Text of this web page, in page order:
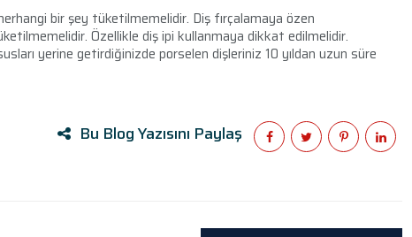
bir şey tüketilmemelidir. Diş fırçalamaya özen
Özellikle diş ipi kullanmaya dikkat edilmelidir.
yerine getirdiğinizde porselen dişleriniz 10 yıldan uzun süre
Bu Blog Yazısını Paylaş